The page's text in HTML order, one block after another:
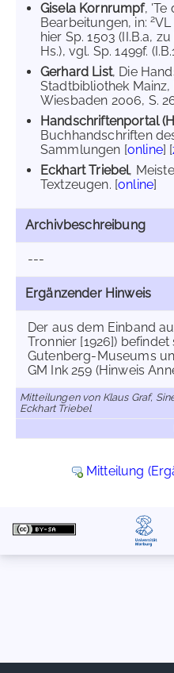
Gisela Kornrumpf, 'Te
Bearbeitungen, in:2VL
hier Sp. 1503 (II.B.a,
Hs.), vgl. Sp. 1499f.
Gerhard List, Die
Stadtbibliothek Mainz,
Wiesbaden 2006, S.
Handschriftenportal
Buchhandschriften
Sammlungen [online] [
Eckhart Triebel,
Textzeugen. [online]
Archivbeschreibung
---
Ergänzender Hinweis
Der aus dem Einband
Tronnier [1926])
Gutenberg-Museums
GM Ink 259 (Hinweis
Mitteilungen von Klaus Graf,
Eckhart Triebel
Mitteilung